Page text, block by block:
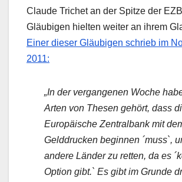
Claude Trichet an der Spitze der
Gläubigen hielten weiter an ihrem
Einer dieser Gläubigen schrieb im
2011:
„In der vergangenen Woche
Arten von Thesen gehört, dass
Europäische Zentralbank mit
Gelddrucken beginnen ´muss`,
andere Länder zu retten, da es
Option gibt.` Es gibt im Grunde